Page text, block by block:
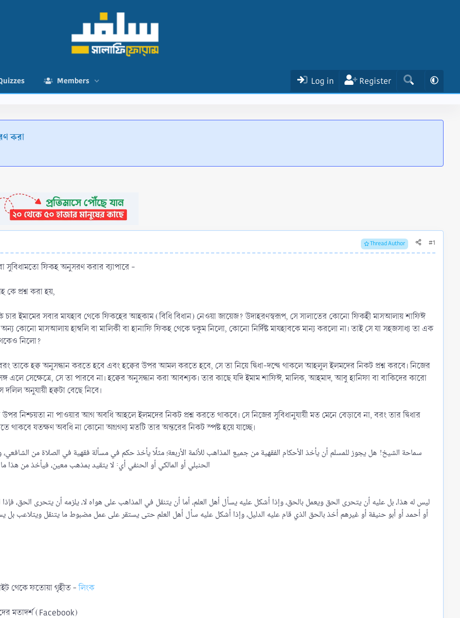
Members Log in Register
করা
Thread Author #1
সুবিধামতো ফিকহ অনুসরণ করার ব্যাপারে -
কে প্রশ্ন করা হয়,
চার ইমামের সবার মাযহাব থেকে ফিকহের আহকাম (বিধি বিধান) নেওয়া জায়েজ? উদাহরণস্বরূপ, সে সালাতের কোনো ফিকহী মাসআলায় শাফিঈ
কোনো মাসআলায় হাম্বলি বা মালিকী বা হানাফি ফিকহ থেকে হুকুম নিলো, কোনো নির্দিষ্ট মাযহাবকে মান্য করলো না। তাই সে যা সহজসাধ্য তা এক
নিলো?
তাকে হক্ব অনুসন্ধান করতে হবে এবং হক্বের উপর আমল করতে হবে, সে তা নিয়ে দ্বিধা-দন্দ্বে থাকলে আহলুল ইলমদের নিকট প্রশ্ন করবে। নিজের
এলে সেক্ষেত্রে, সে তা পারবে না। হক্বের অনুসন্ধান করা আবশ্যক। তার কাছে যদি ইমাম শাফিঈ, মালিক, আহমাদ, আবু হানিফা বা বাকিদের কারো
দলিল অনুযায়ী হক্বটা বেছে নিবে।
নিশ্চয়তা না পাওয়ার আগ অবধি আহলে ইলমদের নিকট প্রশ্ন করতে থাকবে। সে নিজের সুবিধানুযায়ী মত মেনে বেড়াবে না, বরং তার দ্বিধার
থাকবে যতক্ষণ অবধি না কোনো অগ্রগণ্য মতটি তার অন্তরের নিকট স্পষ্ট হয়ে যাচ্ছে।
سماحة الشيخ! هل يجوز للمسلم أن يأخذ الأحكام الفقهية من جميع المذاهب للأئمة الأربعة؛ مثلًا يأخذ حكم في مسألة فقهية في الصلاة من
الحنبلي أو المالكي أو الحنفي أي: لا يتقيد بمذهب معين، فيأخذ من هذا
ليس له هذا، بل عليه أن يتحرى الحق ويعمل بالحق، وإذا أشكل عليه يسأل أهل العلم، أما أن يتنقل في المذاهب على هواه لا، يلزمه أن يتحرى الحق،
أو أحمد أو أبو حنيفة أو غيرهم أخذ بالحق الذي قام عليه الدليل، وإذا أشكل عليه سأل أهل العلم حتى يستقر على عمل مضبوط ما يتنقل ويتلاعب بل
থেকে ফতোয়া গৃহীত -লিংক
মতাদর্শ (Facebook)